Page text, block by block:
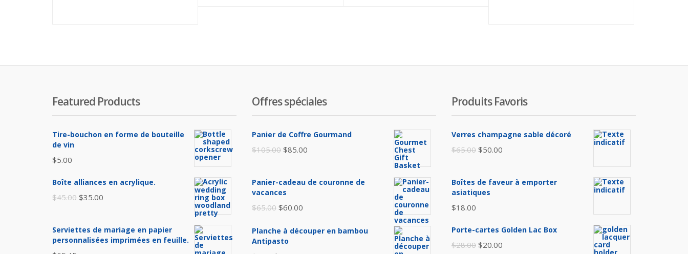
était :
$18.00.
est :
était :
est :
Featured Products
Tire-bouchon en forme de bouteille
de vin
$5.00
Boîte alliances en acrylique.
$45.00 Le
initial
était :
$35.00
actuel
est :
Serviettes de mariage en papier
personnalisées imprimées en feuille.
Offres spéciales
Panier de Coffre Gourmand
$105.00 Le
initial
était :
$105.00.
$85.00
actuel
Panier-cadeau de couronne de
vacances
$65.00 Le
initial
$60.00
actuel
Planche à découper en bambou
Antipasto
Produits Favoris
Verres champagne sable décoré
$65.00 Le
initial
était :
$50.00
actuel
Boîtes de faveur à emporter
asiatiques
$18.00
Porte-cartes Golden Lac Box
$28.00 Le
$20.00